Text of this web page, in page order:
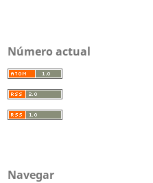
Número actual
Navegar